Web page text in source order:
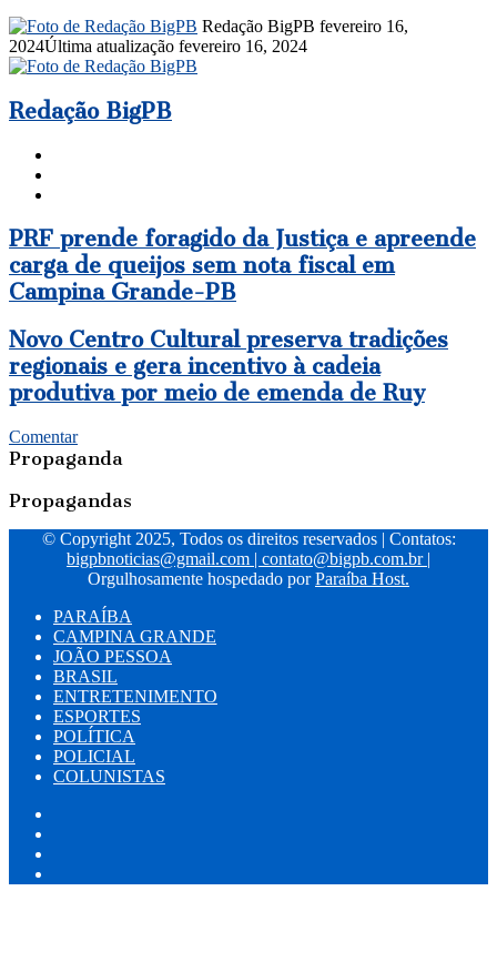
Redação BigPB Mande
fevereiro 16,
2024Última atualização fevereiro 16, 2024
Redação BigPB
PRF
prende
foragido
da
e
apreende
carga
de
sem
nota
fiscal
em
Campina
Grande-
PRF prende foragido da Justiça e apreende
carga de queijos sem nota fiscal em
Campina Grande-PB
Novo
Centro
Cultural
preserva
regionais
e
incentivo
cadeia
produtiva
emenda
Ruy
Novo Centro Cultural preserva tradições
regionais e gera incentivo à cadeia
produtiva por meio de emenda de Ruy
Comentar
Propaganda
Propagandas
© Copyright 2025, Todos os direitos reservados | Contatos:
bigpbnoticias@gmail.com | contato@bigpb.com.br |
Orgulhosamente hospedado porParaíba Host.
PARAÍBA
CAMPINA GRANDE
JOÃO PESSOA
BRASIL
ENTRETENIMENTO
ESPORTES
POLÍTICA
POLICIAL
COLUNISTAS